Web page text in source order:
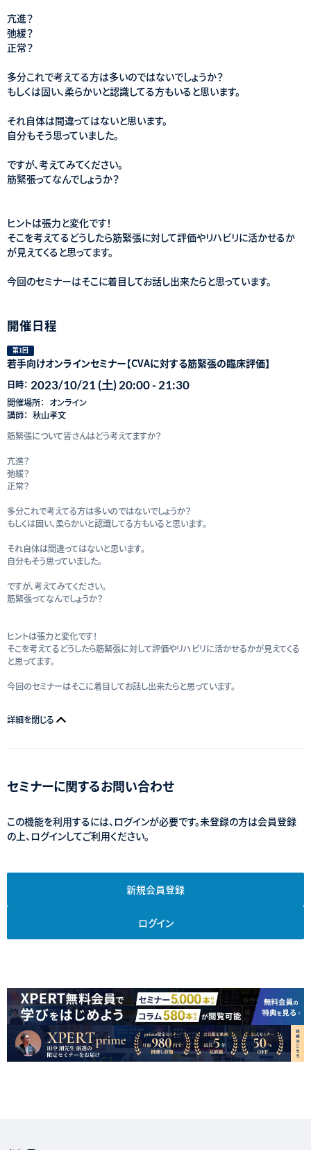
亢進？
弛緩？
正常？
多分これで考えてる方は多いのではないでしょうか？
もしくは固い、柔らかいと認識してる方もいると思います。
それ自体は間違ってはないと思います。
自分もそう思っていました。
ですが、考えてみてください。
筋緊張ってなんでしょうか？
ヒントは張力と変化です！
そこを考えてるどうしたら筋緊張に対して評価やリハビリに活かせるか
が見えてくると思ってます。
今回のセミナーはそこに着目してお話し出来たらと思っています。
開催日程
第1回
若手向けオンラインセミナー【CVAに対する筋緊張の臨床評価】
日時： 2023/10/21 (土) 20:00 - 21:30
開催場所： オンライン
講師： 秋山孝文
筋緊張について皆さんはどう考えてますか？
亢進？
弛緩？
正常？
多分これで考えてる方は多いのではないでしょうか？
もしくは固い、柔らかいと認識してる方もいると思います。
それ自体は間違ってはないと思います。
自分もそう思っていました。
ですが、考えてみてください。
筋緊張ってなんでしょうか？
ヒントは張力と変化です！
そこを考えてるどうしたら筋緊張に対して評価やリハビリに活かせるかが見えてくる
と思ってます。
今回のセミナーはそこに着目してお話し出来たらと思っています。
詳細を閉じる
セミナーに関するお問い合わせ
この機能を利用するには、ログインが必要です。未登録の方は会員登録
の上、ログインしてご利用ください。
新規会員登録
ログイン